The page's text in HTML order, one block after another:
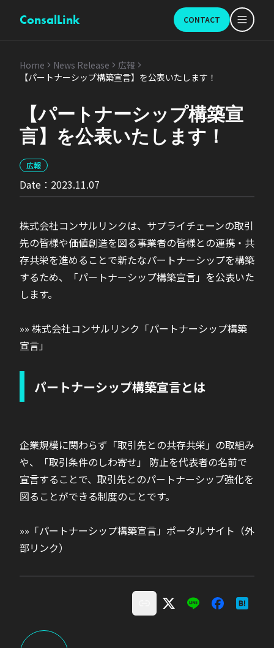
ConsalLink CONTACT
Home News Release
広報
【パートナーシップ構築宣言】を公表いたします！
【パートナーシップ構築宣
言】を公表いたします！
広報
Date： 2023.11.07
株式会社コンサルリンクは、サプライチェーンの取引
先の皆様や価値創造を図る事業者の皆様との連携・共
存共栄を進めることで新たなパートナーシップを構築
するため、「パートナーシップ構築宣言」を公表いた
します。
»» 株式会社コンサルリンク「パートナーシップ構築
宣言」
パートナーシップ構築宣言とは
企業規模に関わらず「取引先との共存共栄」の取組み
や、「取引条件のしわ寄せ」 防止を代表者の名前で
宣言することで、取引先とのパートナーシップ強化を
図ることができる制度のことです。
»»「パートナーシップ構築宣言」ポータルサイト（外
部リンク）